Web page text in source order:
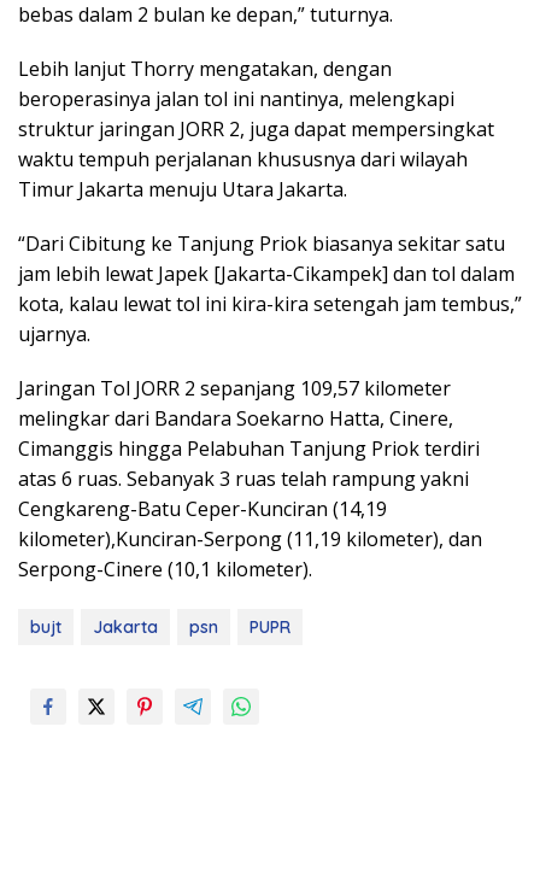
bebas dalam 2 bulan ke depan,” tuturnya.
Lebih lanjut Thorry mengatakan, dengan
beroperasinya jalan tol ini nantinya, melengkapi
struktur jaringan JORR 2, juga dapat mempersingkat
waktu tempuh perjalanan khususnya dari wilayah
Timur Jakarta menuju Utara Jakarta.
“Dari Cibitung ke Tanjung Priok biasanya sekitar satu
jam lebih lewat Japek [Jakarta-Cikampek] dan tol dalam
kota, kalau lewat tol ini kira-kira setengah jam tembus,”
ujarnya.
Jaringan Tol JORR 2 sepanjang 109,57 kilometer
melingkar dari Bandara Soekarno Hatta, Cinere,
Cimanggis hingga Pelabuhan Tanjung Priok terdiri
atas 6 ruas. Sebanyak 3 ruas telah rampung yakni
Cengkareng-Batu Ceper-Kunciran (14,19
kilometer),Kunciran-Serpong (11,19 kilometer), dan
Serpong-Cinere (10,1 kilometer).
bujt Jakarta psn PUPR